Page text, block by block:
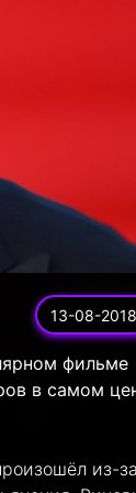
13-08-2018
фильме
в самом
из-